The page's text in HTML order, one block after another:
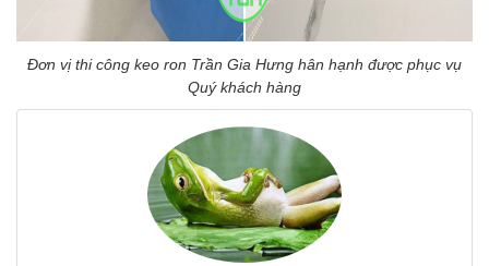
Đơn vị thi công keo ron Trần Gia Hưng hân hạnh được phục vụ
Quý khách hàng